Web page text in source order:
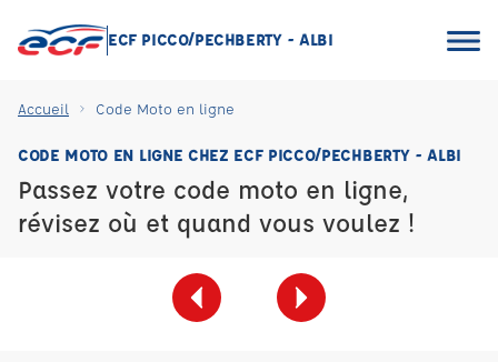
ECF PICCO/PECHBERTY - ALBI
Accueil Code Moto en ligne
CODE MOTO EN LIGNE CHEZ ECF PICCO/PECHBERTY - ALBI
Passez votre code moto en ligne,
révisez où et quand vous voulez !